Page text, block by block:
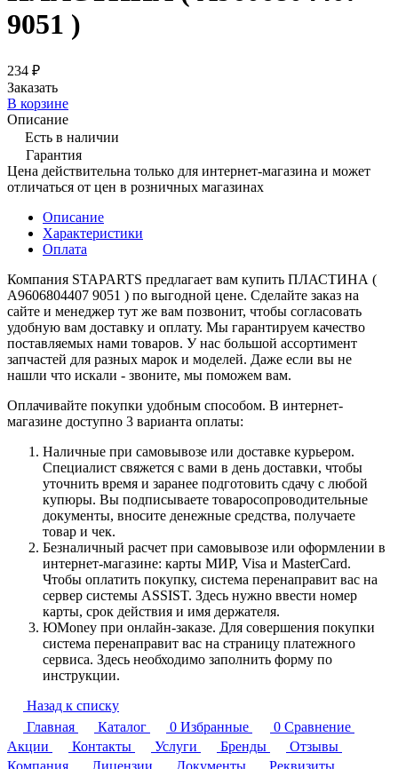
9051 )
234 ₽
Заказать
В корзине
Описание
Есть в наличии
Гарантия
Цена действительна только для интернет-магазина и может
отличаться от цен в розничных магазинах
Описание
Характеристики
Оплата
Компания STAPARTS предлагает вам купить ПЛАСТИНА (
A9606804407 9051 ) по выгодной цене. Сделайте заказ на
сайте и менеджер тут же вам позвонит, чтобы согласовать
удобную вам доставку и оплату. Мы гарантируем качество
поставляемых нами товаров. У нас большой ассортимент
запчастей для разных марок и моделей. Даже если вы не
нашли что искали - звоните, мы поможем вам.
Оплачивайте покупки удобным способом. В интернет-
магазине доступно 3 варианта оплаты:
Наличные при самовывозе или доставке курьером.
Специалист свяжется с вами в день доставки, чтобы
уточнить время и заранее подготовить сдачу с любой
купюры. Вы подписываете товаросопроводительные
документы, вносите денежные средства, получаете
товар и чек.
Безналичный расчет при самовывозе или оформлении в
интернет-магазине: карты МИР, Visa и MasterCard.
Чтобы оплатить покупку, система перенаправит вас на
сервер системы ASSIST. Здесь нужно ввести номер
карты, срок действия и имя держателя.
ЮMoney при онлайн-заказе. Для совершения покупки
система перенаправит вас на страницу платежного
сервиса. Здесь необходимо заполнить форму по
инструкции.
Назад к списку
Главная
Каталог 0 Избранные 0 Сравнение
Акции
Контакты Услуги Бренды
Отзывы
Компания
Лицензии Документы Реквизиты